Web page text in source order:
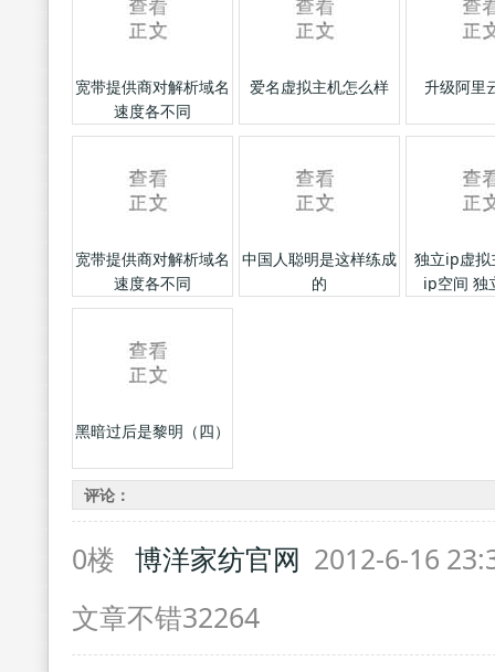
宽带提供商对解析域名
速度各不同
爱名虚拟主机怎么样 升级阿里
宽带提供商对解析域名
速度各不同
中国人聪明是这样练成
的
独立ip虚拟
ip空间 独
黑暗过后是黎明（四）
评论：
0楼 博洋家纺官网 2012-6-16
文章不错32264